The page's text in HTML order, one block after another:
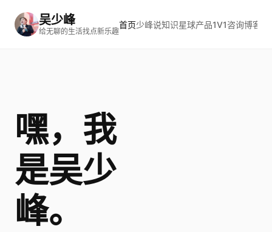
吴少峰
给无聊的生活找点新乐趣
首页少峰说知识星球产品1V1咨询博客
嘿，我
是吴少
峰。